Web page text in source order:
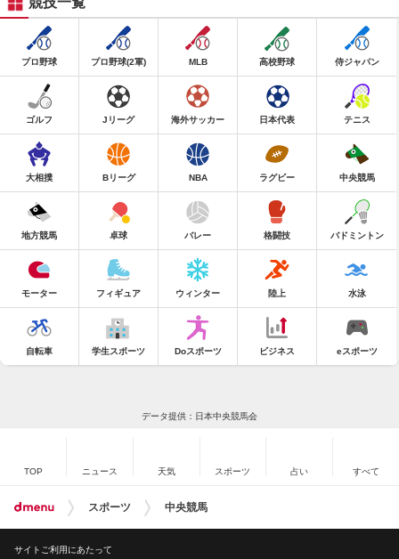
プロ野球 プロ野球(2軍) MLB 高校野球 侍ジャパン
ゴルフ Jリーグ 海外サッカー 日本代表 テニス
大相撲 Bリーグ NBA ラグビー 中央競馬
地方競馬 卓球 バレー 格闘技 バドミントン
モーター フィギュア ウィンター 陸上 水泳
自転車 学生スポーツ Doスポーツ ビジネス eスポーツ
データ提供：日本中央競馬会
TOP ニュース 天気 スポーツ 占い すべて
スポーツ 中央競馬
サイトご利用にあたって